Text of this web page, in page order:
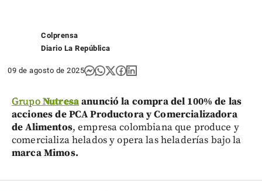
Colprensa
Diario La República
09 de agosto de 2025
GrupoNutresaanunció la compra del 100% de las
acciones de PCA Productora y Comercializadora
de Alimentos, empresa colombiana que produce y
comercializa helados y opera las heladerías bajo la
marca Mimos.